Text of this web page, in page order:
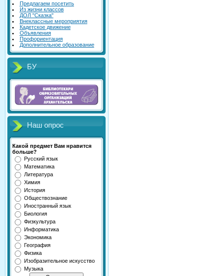
Предлагаем посетить
Из жизни классов
ДОЛ "Сказка"
Внеклассные мероприятия
Кадетское движение
Объявления
Профориентация
Дополнительное образование
БУ
Наш опрос
Какой предмет Вам нравится
больше?
Русский язык
Математика
Литература
Химия
История
Обществознание
Иностранный язык
Биология
Физкультура
Информатика
Экономика
География
Физика
Изобразительное искусство
Музыка